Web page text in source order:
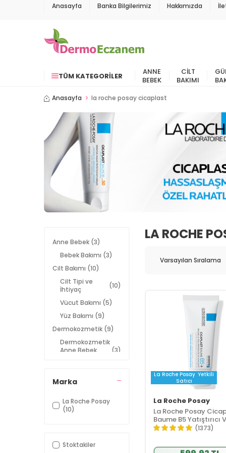
Anasayfa Banka Bilgilerimiz Hakkımızda
TÜM KATEGORILER
ANNE
BEBEK
CILT
BAKIMI
Anasayfa la roche posay cicaplast
Anne Bebek (3)
Bebek Bakımı (3)
Cilt Bakımı (10)
Cilt Tipi ve
İhtiyaç
(10)
Vücut Bakımı (5)
Yüz Bakımı (9)
Dermokozmetik (9)
Dermokozmetik
Anne Bebek
(3)
Cilt Bakımı
Vücut Bakımı
Kişisel Bakım
Kampanyalar
Marka
La Roche Posay
(10)
Stoktakiler
LA ROCHE
La Roche Posay Yetkili
Satıcı
La Roche Posay
La Roche Posay
Baume B5 Yatıştırıcı
Bariyer Onarıcı Bakım
(1373)